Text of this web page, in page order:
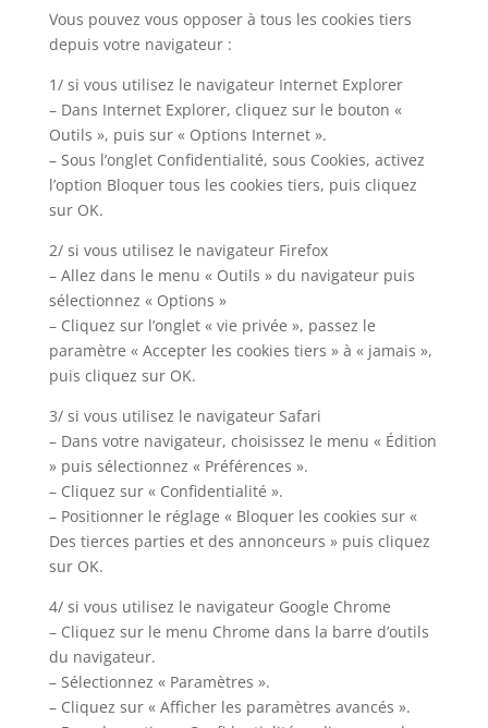
Vous pouvez vous opposer à tous les cookies tiers
depuis votre navigateur :
1/ si vous utilisez le navigateur Internet Explorer
– Dans Internet Explorer, cliquez sur le bouton «
Outils », puis sur « Options Internet ».
– Sous l’onglet Confidentialité, sous Cookies, activez
l’option Bloquer tous les cookies tiers, puis cliquez
sur OK.
2/ si vous utilisez le navigateur Firefox
– Allez dans le menu « Outils » du navigateur puis
sélectionnez « Options »
– Cliquez sur l’onglet « vie privée », passez le
paramètre « Accepter les cookies tiers » à « jamais »,
puis cliquez sur OK.
3/ si vous utilisez le navigateur Safari
– Dans votre navigateur, choisissez le menu « Édition
» puis sélectionnez « Préférences ».
– Cliquez sur « Confidentialité ».
– Positionner le réglage « Bloquer les cookies sur «
Des tierces parties et des annonceurs » puis cliquez
sur OK.
4/ si vous utilisez le navigateur Google Chrome
– Cliquez sur le menu Chrome dans la barre d’outils
du navigateur.
– Sélectionnez « Paramètres ».
– Cliquez sur « Afficher les paramètres avancés ».